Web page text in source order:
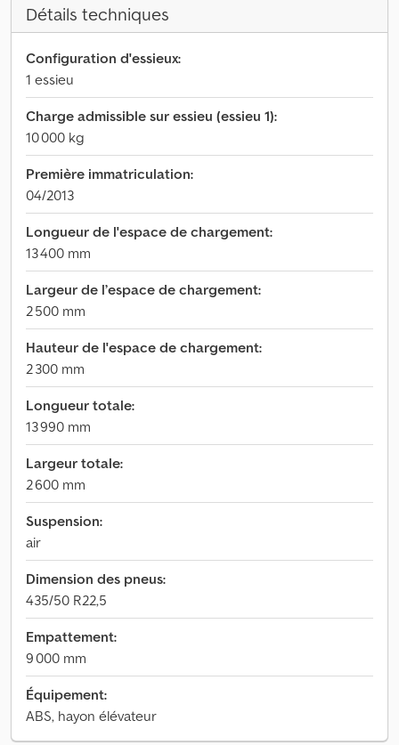
Détails techniques
Configuration d'essieux:
1 essieu
Charge admissible sur essieu (essieu 1):
10 000 kg
Première immatriculation:
04/2013
Longueur de l'espace de chargement:
13 400 mm
Largeur de l’espace de chargement:
2 500 mm
Hauteur de l'espace de chargement:
2 300 mm
Longueur totale:
13 990 mm
Largeur totale:
2 600 mm
Suspension:
air
Dimension des pneus:
435/50 R22,5
Empattement:
9 000 mm
Équipement:
ABS, hayon élévateur